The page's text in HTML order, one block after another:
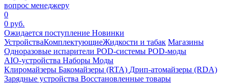
вопрос менеджеру
0
0 руб.
Ожидается поступление Новинки
УстройстваКомплектующиеЖидкости и табак Магазины
Одноразовые испарители POD-системы POD-моды
AIO-устройства Наборы Моды
Клиромайзеры Бакомайзеры (RTA) Дрип-атомайзеры (RDA)
Зарядные устройства Восстановленные товары